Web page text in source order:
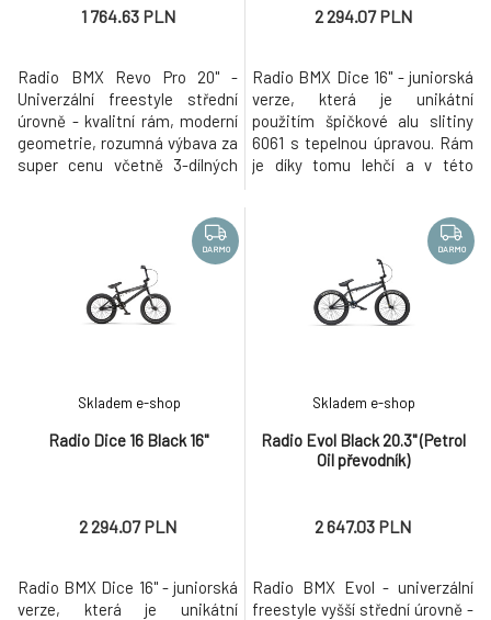
1 764.63 PLN
Radio BMX Revo Pro 20" -
Univerzální freestyle střední
úrovně - kvalitní rám, moderní
geometrie, rozumná výbava za
super cenu včetně 3-dílných
německá značka, která získává
stále větší oblibu po celém
světě (aktuálně se distribuuje
ve více než 50 zemích na 6
kontinentech). Při
2 294.07 PLN
Radio BMX Dice 16" - juniorská
verze, která je unikátní
použitím špičkové alu slitiny
6061 s tepelnou úpravou. Rám
je díky tomu lehčí a v této
odladěny pro juniorské jezdce.
Univerzální freestyle střední
úrovně - kvalitní rám, moderní
geometrie, kvalitní výbava za
super cenu.
DARMO
Radio Dice 16 Black 16"
Skladem e-shop
2 294.07 PLN
Radio BMX Dice 16" - juniorská
verze, která je unikátní
DARMO
Radio Evol Black 20.3" (Petrol
Oil převodník)
Skladem e-shop
2 647.03 PLN
Radio BMX Evol - univerzální
freestyle vyšší střední úrovně -